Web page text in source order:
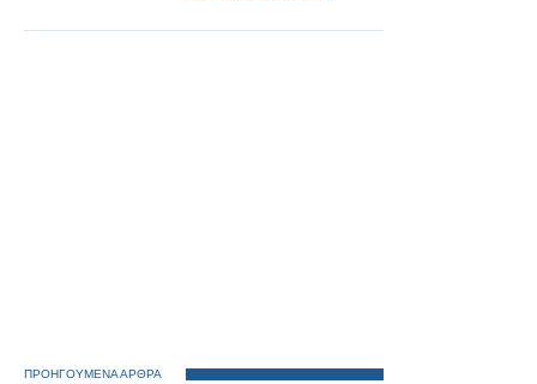
ΠΡΟΗΓΟΥΜΕΝΑ ΑΡΘΡΑ